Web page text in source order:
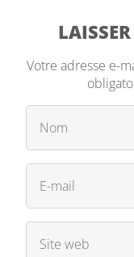
Votre adresse e-